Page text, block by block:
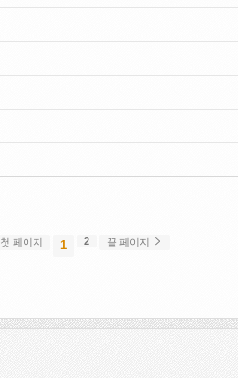
첫 페이지 1 2 끝 페이지